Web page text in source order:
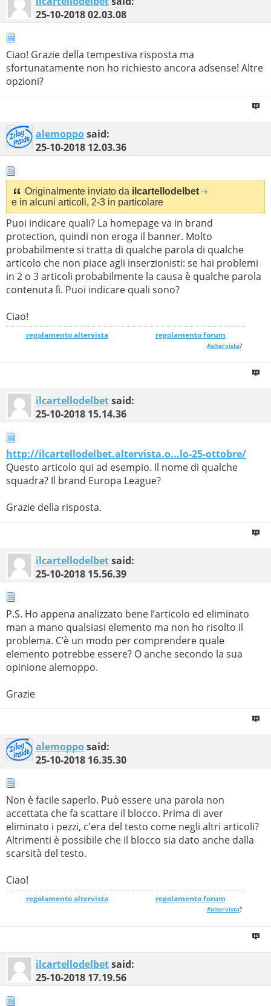
25-10-201802.03.08
Ciao! Grazie della tempestiva risposta ma
sfortunatamente non ho richiesto ancora adsense! Altre
opzioni?
alemopposaid:
25-10-2018 12.03.36
Originalmente inviato da ilcartellodelbet
e in alcuni articoli, 2-3 in particolare
Puoi indicare quali? La homepage va in brand
protection, quindi non eroga il banner. Molto
probabilmente si tratta di qualche parola di qualche
articolo che non piace agli inserzionisti: se hai problemi
in 2 o 3 articoli probabilmente la causa è qualche parola
contenuta lì. Puoi indicare quali sono?
Ciao!
regolamento altervista_______________ regolamento forum
#altervista?
ilcartellodelbetsaid:
25-10-2018 15.14.36
http://ilcartellodelbet.altervista.o...lo-25-ottobre/
Questo articolo qui ad esempio. Il nome di qualche
squadra? Il brand Europa League?
Grazie della risposta.
ilcartellodelbetsaid:
25-10-2018 15.56.39
P.S. Ho appena analizzato bene l’articolo ed eliminato
man a mano qualsiasi elemento ma non ho risolto il
problema. C’è un modo per comprendere quale
elemento potrebbe essere? O anche secondo la sua
opinione alemoppo.
Grazie
alemopposaid:
25-10-2018 16.35.30
Non è facile saperlo. Può essere una parola non
accettata che fa scattare il blocco. Prima di aver
eliminato i pezzi, c'era del testo come negli altri articoli?
Altrimenti è possibile che il blocco sia dato anche dalla
scarsità del testo.
Ciao!
regolamento altervista_______________ regolamento forum
#altervista?
ilcartellodelbetsaid:
25-10-2018 17.19.56